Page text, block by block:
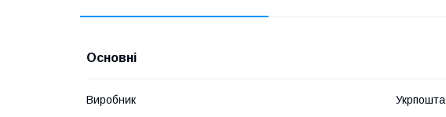
Основні
Виробник Укрпошта